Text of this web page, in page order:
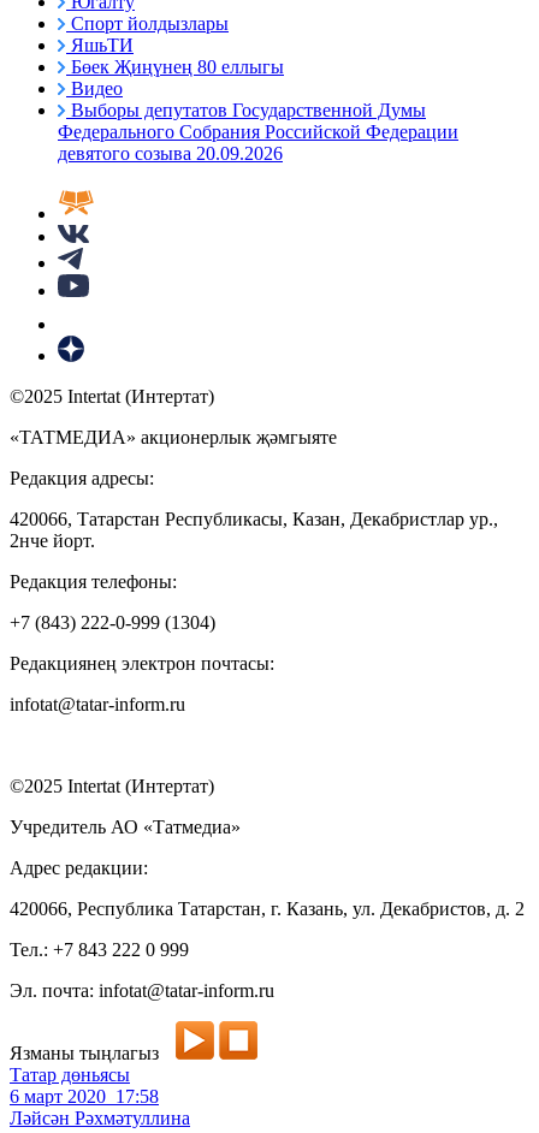
Спорт йолдызлары
ЯшьТИ
Бөек Җиңүнең 80 еллыгы
Видео
Выборы депутатов Государственной Думы
Федерального Собрания Российской Федерации
девятого созыва 20.09.2026
©2025 Intertat (Интертат)
«ТАТМЕДИА» акционерлык җәмгыяте
Редакция адресы:
420066, Татарстан Республикасы, Казан, Декабристлар ур.,
2нче йорт.
Редакция телефоны:
+7 (843) 222-0-999 (1304)
Редакциянең электрон почтасы:
infotat@tatar-inform.ru
©2025 Intertat (Интертат)
Учредитель АО «Татмедиа»
Адрес редакции:
420066, Республика Татарстан, г. Казань, ул. Декабристов, д. 2
Тел.: +7 843 222 0 999
Эл. почта: infotat@tatar-inform.ru
Язманы тыңлагыз
Татар дөньясы
6 март 2020 17:58
Ләйсән Рәхмәтуллина